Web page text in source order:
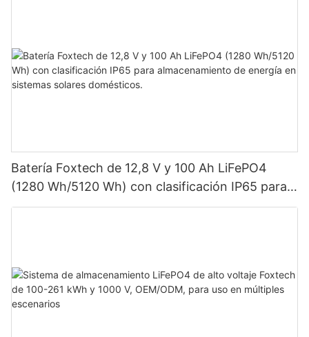
Batería Foxtech de 12,8 V y 100 Ah LiFePO4
(1280 Wh/5120 Wh) con clasificación IP65 para
almacenamiento de energía en sistemas solares